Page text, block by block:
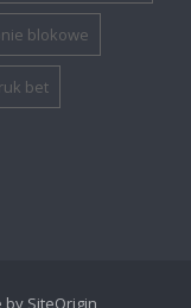
blokowe
bet
by SiteOrigin